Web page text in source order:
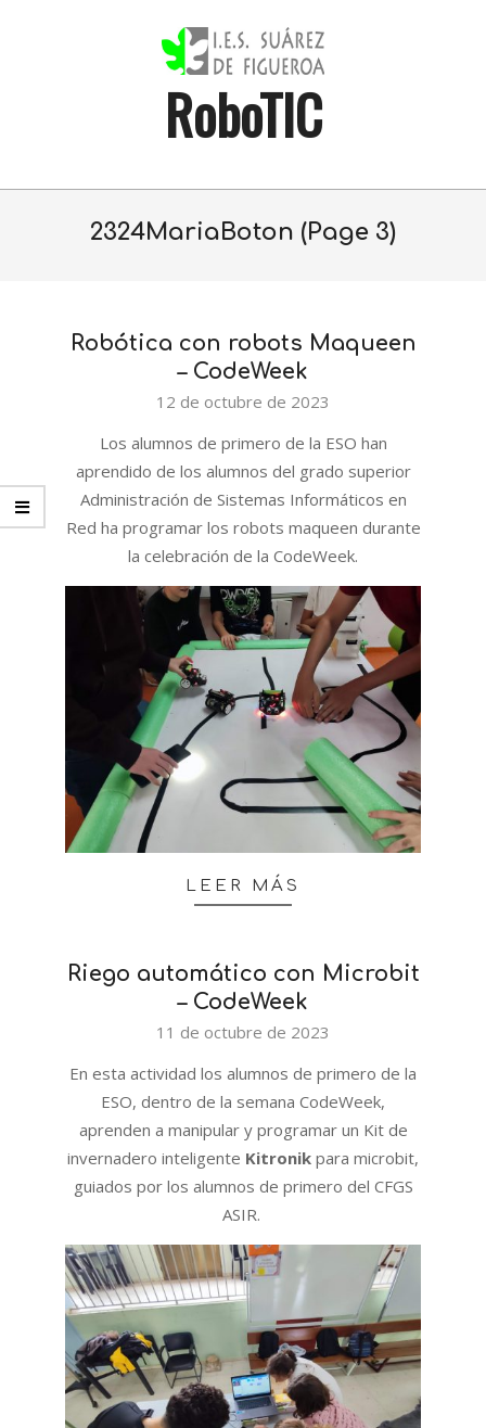
RoboTIC
Primary
2324MariaBoton (Page 3)
Robótica con robots Maqueen
– CodeWeek
12 de octubre de 2023
Los alumnos de primero de la ESO han
aprendido de los alumnos del grado superior
Administración de Sistemas Informáticos en
Red ha programar los robots maqueen durante
la celebración de la CodeWeek.
LEER MÁS
Riego automático con Microbit
– CodeWeek
11
11 de octubre de 2023
En esta actividad los alumnos de primero de la
ESO, dentro de la semana CodeWeek,
aprenden a manipular y programar un Kit de
invernadero inteligente Kitronik para microbit,
guiados por los alumnos de primero del CFGS
ASIR.